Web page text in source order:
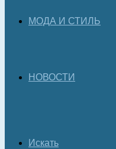
МОДА И СТИЛЬ
НОВОСТИ
Искать